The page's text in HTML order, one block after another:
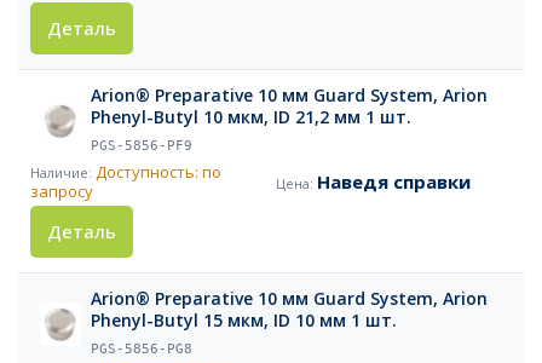
Деталь
Arion® Preparative 10 мм Guard System, Arion
Phenyl-Butyl 10 мкм, ID 21,2 мм 1 шт.
PGS-5856-PF9
Доступность: по
запросу
Наведя справки
Деталь
Arion® Preparative 10 мм Guard System, Arion
Phenyl-Butyl 15 мкм, ID 10 мм 1 шт.
PGS-5856-PG8